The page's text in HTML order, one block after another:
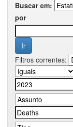
Buscar em:
por
Filtros correntes: